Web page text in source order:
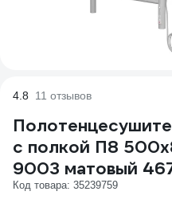
4.8 11 отзывов
с полкой П8
9003 матовый
Код товара: 35239759